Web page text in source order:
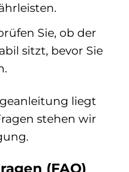
Sie, ob der
sitzt, bevor Sie
liegt
stehen wir
(FAQ)